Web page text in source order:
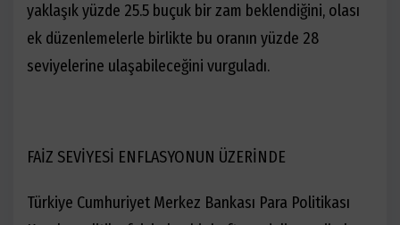
yaklaşık yüzde 25.5 buçuk bir zam beklendiğini, olası
ek düzenlemelerle birlikte bu oranın yüzde 28
seviyelerine ulaşabileceğini vurguladı.
FAİZ SEVİYESİ ENFLASYONUN ÜZERİNDE
Türkiye Cumhuriyet Merkez Bankası Para Politikası